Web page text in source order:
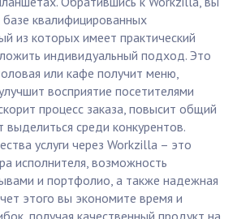
квалифицированных
из которых имеет практический
индивидуальный подход. Это
или кафе получит меню,
восприятие посетителями
процесс заказа, повысит общий
среди конкурентов.
услуги через Workzilla – это
исполнителя, возможность
и портфолио, а также надежная
этого вы экономите время и